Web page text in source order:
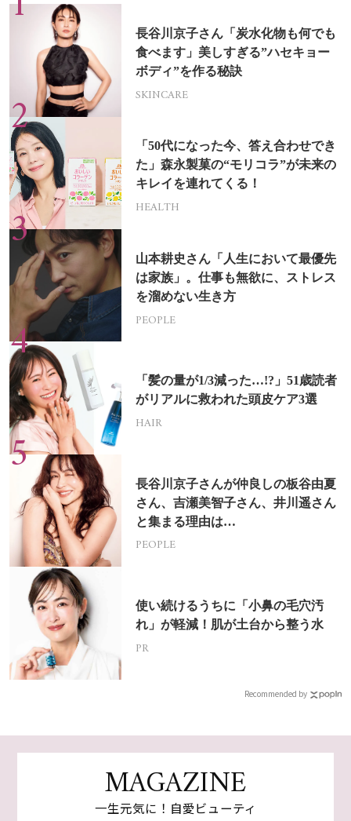
長谷川京子さん「炭水化物も何でも
食べます」美しすぎる”ハセキョー
ボディ”を作る秘訣
SKINCARE
「50代になった今、答え合わせでき
た」森永製菓の“モリコラ”が未来の
キレイを連れてくる！
HEALTH
山本耕史さん「人生において最優先
は家族」。仕事も無欲に、ストレス
を溜めない生き方
PEOPLE
「髪の量が1/3減った…!?」51歳読者
がリアルに救われた頭皮ケア3選
HAIR
長谷川京子さんが仲良しの板谷由夏
さん、吉瀬美智子さん、井川遥さん
と集まる理由は…
PEOPLE
使い続けるうちに「小鼻の毛穴汚
れ」が軽減！肌が土台から整う水
PR
Recommended by
MAGAZINE
一生元気に！自愛ビューティ